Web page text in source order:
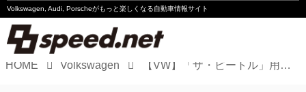
Volkswagen, Audi, Porscheがもっと楽しくなる自動車情報サイト
HOME Volkswagen 【VW】「ザ・ビートル」用アクセサリーパーツに新5アイテム